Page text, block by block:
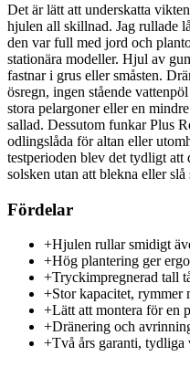
Det är lätt att underskatta
hjulen all skillnad. Jag rullade
den var full med jord och
stationära modeller. Hjul av
fastnar i grus eller småsten.
ösregn, ingen stående
stora pelargoner eller en
sallad. Dessutom funkar Plus
odlingslåda för altan eller
testperioden blev det tydligt att
solsken utan att blekna eller slå
Fördelar
+Hjulen rullar smidigt
+Hög plantering ger
+Tryckimpregnerad tall
+Stor kapacitet, rymmer
+Lätt att montera för en
+Dränering och
+Två års garanti,